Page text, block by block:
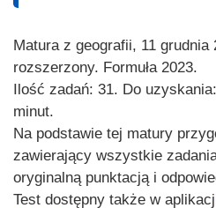
Matura z geografii, 11 grudnia
rozszerzony. Formuła 2023.
Ilość zadań: 31. Do
minut.
Na podstawie tej matury
zawierający wszystkie
oryginalną punktacją i
Test dostępny także w